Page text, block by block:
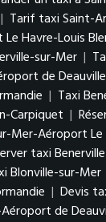
| Tarif taxi Saint-
Havre-Louis
sur-Mer |
de
| Taxi
Carpiquet |
Mer-Aéroport
taxi
Blonville-sur-Mer
| Devis
de